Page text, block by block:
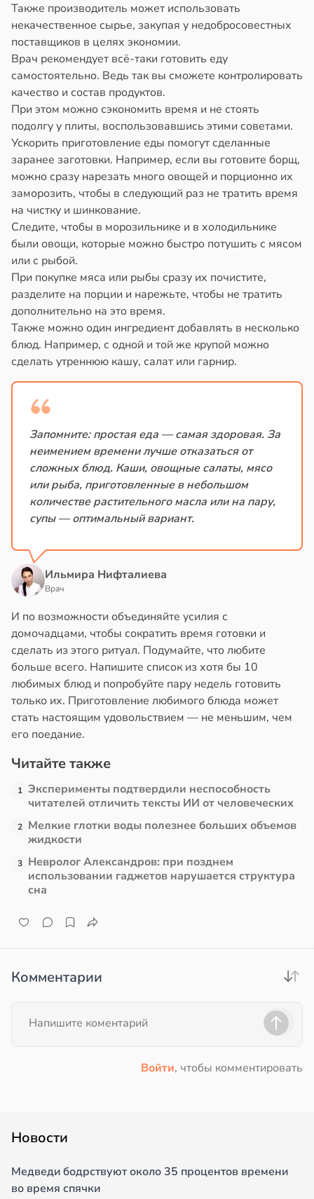
Также производитель может использовать
некачественное сырье, закупая у недобросовестных
поставщиков в целях экономии.
Врач рекомендует всё-таки готовить еду
самостоятельно. Ведь так вы сможете контролировать
качество и состав продуктов.
При этом можно сэкономить время и не стоять
подолгу у плиты, воспользовавшись этими советами.
Ускорить приготовление еды помогут сделанные
заранее заготовки. Например, если вы готовите борщ,
можно сразу нарезать много овощей и порционно их
заморозить, чтобы в следующий раз не тратить время
на чистку и шинкование.
Следите, чтобы в морозильнике и в холодильнике
были овощи, которые можно быстро потушить с мясом
или с рыбой.
При покупке мяса или рыбы сразу их почистите,
разделите на порции и нарежьте, чтобы не тратить
дополнительно на это время.
Также можно один ингредиент добавлять в несколько
блюд. Например, с одной и той же крупой можно
сделать утреннюю кашу, салат или гарнир.
Запомните: простая еда — самая здоровая. За
неимением времени лучше отказаться от
сложных блюд. Каши, овощные салаты, мясо
или рыба, приготовленные в небольшом
количестве растительного масла или на пару,
супы — оптимальный вариант.
Ильмира Нифталиева
Врач
И по возможности объединяйте усилия с
домочадцами, чтобы сократить время готовки и
сделать из этого ритуал. Подумайте, что любите
больше всего. Напишите список из хотя бы 10
любимых блюд и попробуйте пару недель готовить
только их. Приготовление любимого блюда может
стать настоящим удовольствием — не меньшим, чем
его поедание.
Читайте также
1 Эксперименты подтвердили неспособность
читателей отличить тексты ИИ от человеческих
2 Мелкие глотки воды полезнее больших объемов
жидкости
3 Невролог Александров: при позднем
использовании гаджетов нарушается структура
сна
Комментарии
Войти, чтобы комментировать
Новости
Медведи бодрствуют около 35 процентов времени
во время спячки